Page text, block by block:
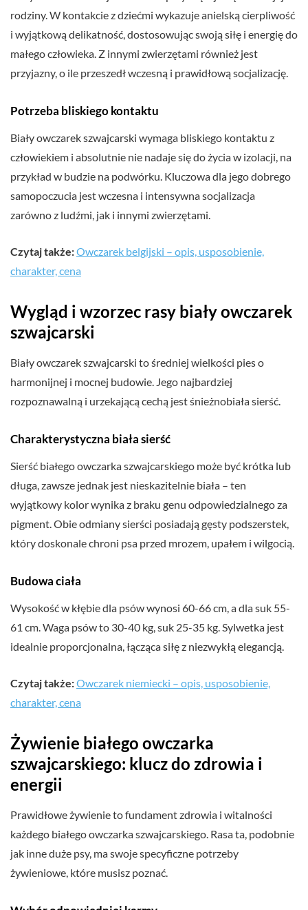
rodziny. W kontakcie z dziećmi wykazuje anielską cierpliwość
i wyjątkową delikatność, dostosowując swoją siłę i energię do
małego człowieka. Z innymi zwierzętami również jest
przyjazny, o ile przeszedł wczesną i prawidłową socjalizację.
Potrzeba bliskiego kontaktu
Biały owczarek szwajcarski wymaga bliskiego kontaktu z
człowiekiem i absolutnie nie nadaje się do życia w izolacji, na
przykład w budzie na podwórku. Kluczowa dla jego dobrego
samopoczucia jest wczesna i intensywna socjalizacja
zarówno z ludźmi, jak i innymi zwierzętami.
Czytaj także:Owczarek belgijski – opis, usposobienie,
charakter, cena
Wygląd i wzorzec rasy biały owczarek
szwajcarski
Biały owczarek szwajcarski to średniej wielkości pies o
harmonijnej i mocnej budowie. Jego najbardziej
rozpoznawalną i urzekającą cechą jest śnieżnobiała sierść.
Charakterystyczna biała sierść
Sierść białego owczarka szwajcarskiego może być krótka lub
długa, zawsze jednak jest nieskazitelnie biała – ten
wyjątkowy kolor wynika z braku genu odpowiedzialnego za
pigment. Obie odmiany sierści posiadają gęsty podszerstek,
który doskonale chroni psa przed mrozem, upałem i wilgocią.
Budowa ciała
Wysokość w kłębie dla psów wynosi 60-66 cm, a dla suk 55-
61 cm. Waga psów to 30-40 kg, suk 25-35 kg. Sylwetka jest
idealnie proporcjonalna, łącząca siłę z niezwykłą elegancją.
Czytaj także:Owczarek niemiecki – opis, usposobienie,
charakter, cena
Żywienie białego owczarka
szwajcarskiego: klucz do zdrowia i
energii
Prawidłowe żywienie to fundament zdrowia i witalności
każdego białego owczarka szwajcarskiego. Rasa ta, podobnie
jak inne duże psy, ma swoje specyficzne potrzeby
żywieniowe, które musisz poznać.